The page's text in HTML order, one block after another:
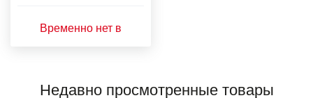
Временно нет в
Недавно просмотренные товары